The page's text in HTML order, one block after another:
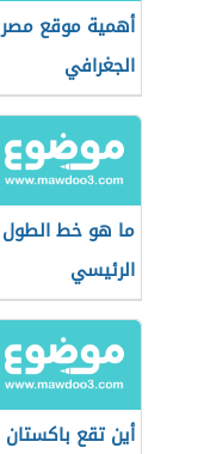
أهمية موقع مصر
الجغرافي
ما هو خط الطول
الرئيسي
أين تقع باكستان